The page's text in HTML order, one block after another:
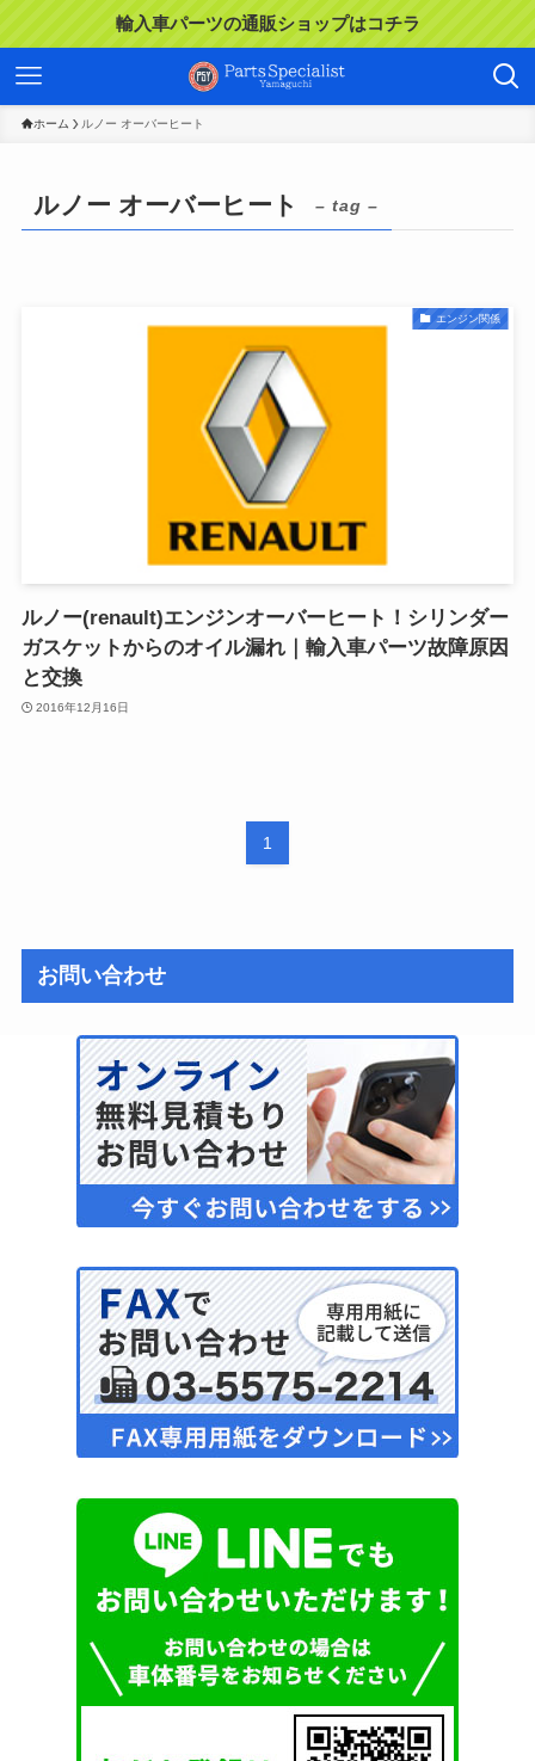
輸入車パーツの通販ショップはコチラ
ホーム ルノー オーバーヒート
ルノー オーバーヒート – tag –
エンジン関係
ルノー(renault)エンジンオーバーヒート！シリンダー
ガスケットからのオイル漏れ｜輸入車パーツ故障原因
と交換
2016年12月16日
1
お問い合わせ